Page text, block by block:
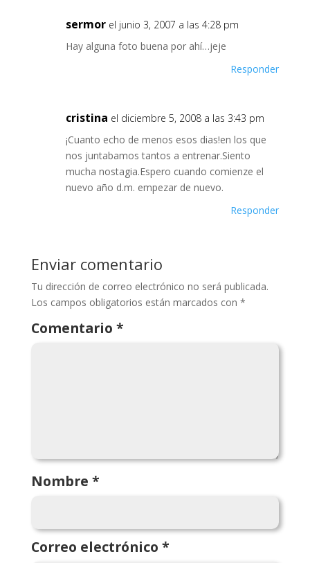
sermor el junio 3, 2007 a las 4:28 pm
Hay alguna foto buena por ahí…jeje
Responder
cristina el diciembre 5, 2008 a las 3:43 pm
¡Cuanto echo de menos esos dias!en los que
nos juntabamos tantos a entrenar.Siento
mucha nostagia.Espero cuando comienze el
nuevo año d.m. empezar de nuevo.
Responder
Enviar comentario
Tu dirección de correo electrónico no será publicada.
Los campos obligatorios están marcados con *
Comentario *
Nombre *
Correo electrónico *